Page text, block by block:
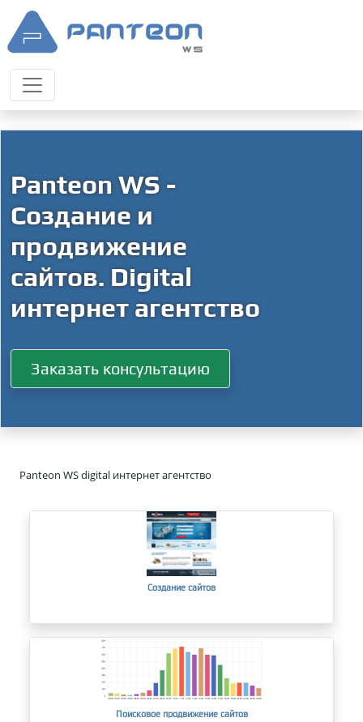
Panteon WS -
Создание и
продвижение
сайтов. Digital
интернет агентство
Заказать консультацию
Panteon WS digital интернет агентство
Создание сайтов
Поисковое продвижение сайтов